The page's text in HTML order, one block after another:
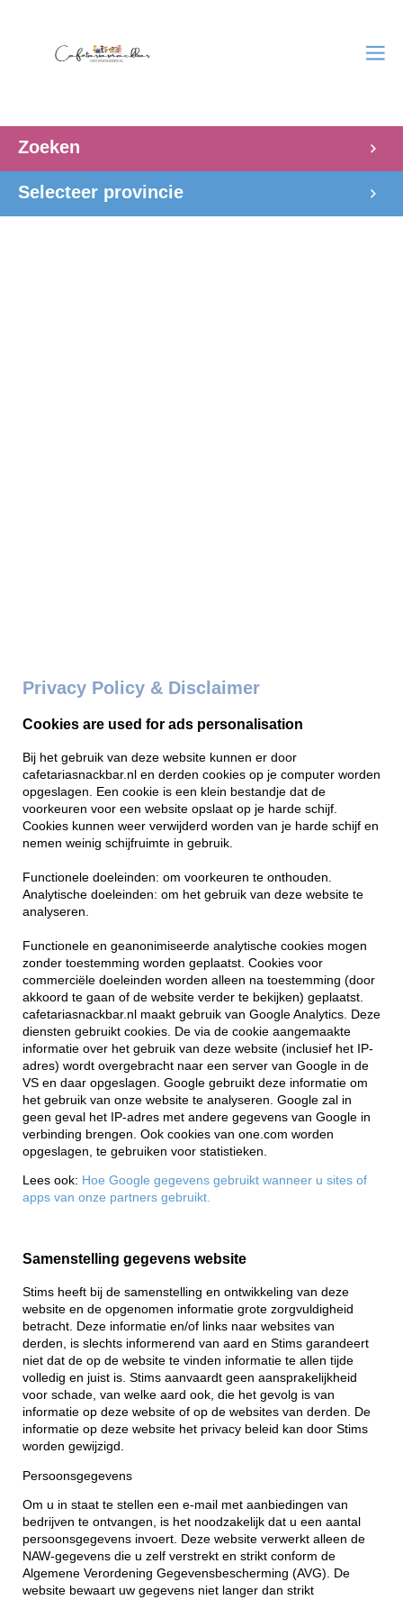
Zoeken
Selecteer provincie
Privacy Policy & Disclaimer
Cookies are used for ads personalisation
Bij het gebruik van deze website kunnen er door
cafetariasnackbar.nl en derden cookies op je computer worden
opgeslagen. Een cookie is een klein bestandje dat de
voorkeuren voor een website opslaat op je harde schijf.
Cookies kunnen weer verwijderd worden van je harde schijf en
nemen weinig schijfruimte in gebruik.
Functionele doeleinden: om voorkeuren te onthouden.
Analytische doeleinden: om het gebruik van deze website te
analyseren.
Functionele en geanonimiseerde analytische cookies mogen
zonder toestemming worden geplaatst. Cookies voor
commerciële doeleinden worden alleen na toestemming (door
akkoord te gaan of de website verder te bekijken) geplaatst.
cafetariasnackbar.nl maakt gebruik van Google Analytics. Deze
diensten gebruikt cookies. De via de cookie aangemaakte
informatie over het gebruik van deze website (inclusief het IP-
adres) wordt overgebracht naar een server van Google in de
VS en daar opgeslagen. Google gebruikt deze informatie om
het gebruik van onze website te analyseren. Google zal in
geen geval het IP-adres met andere gegevens van Google in
verbinding brengen. Ook cookies van one.com worden
opgeslagen, te gebruiken voor statistieken.
Lees ook: Hoe Google gegevens gebruikt wanneer u sites of
apps van onze partners gebruikt.
Samenstelling gegevens website
Stims heeft bij de samenstelling en ontwikkeling van deze
website en de opgenomen informatie grote zorgvuldigheid
betracht. Deze informatie en/of links naar websites van
derden, is slechts informerend van aard en Stims garandeert
niet dat de op de website te vinden informatie te allen tijde
volledig en juist is. Stims aanvaardt geen aansprakelijkheid
voor schade, van welke aard ook, die het gevolg is van
informatie op deze website of op de websites van derden. De
informatie op deze website het privacy beleid kan door Stims
worden gewijzigd.
Persoonsgegevens
Om u in staat te stellen een e-mail met aanbiedingen van
bedrijven te ontvangen, is het noodzakelijk dat u een aantal
persoonsgegevens invoert. Deze website verwerkt alleen de
NAW-gegevens die u zelf verstrekt en strikt conform de
Algemene Verordening Gegevensbescherming (AVG). De
website bewaart uw gegevens niet langer dan strikt